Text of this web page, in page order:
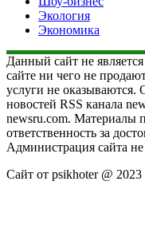
Экология
Экономика
Данный сайт не
сайте ни чего не
услуги не оказываются.
новостей RSS канала
newsru.com. Материалы
ответственность за
Администрация сайта не
Сайт от psikhoter @ 2023